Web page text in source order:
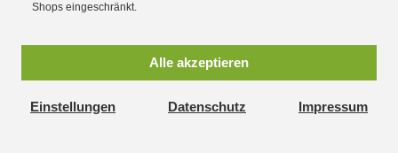
BAMATO_WITHDRAWAL_BUTTON_TEXT
Shops eingeschränkt.
Alle akzeptieren
Einstellungen Datenschutz Impressum